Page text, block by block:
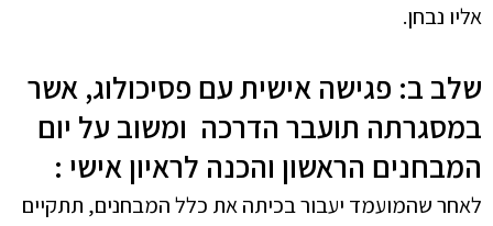
אליו נבחן.
שלב ב: פגישה אישית עם פסיכולוג, אשר
במסגרתה תועבר הדרכה ומשוב על יום
המבחנים הראשון והכנה לראיון אישי :
לאחר שהמועמד יעבור בכיתה את כלל המבחנים, תתקיים